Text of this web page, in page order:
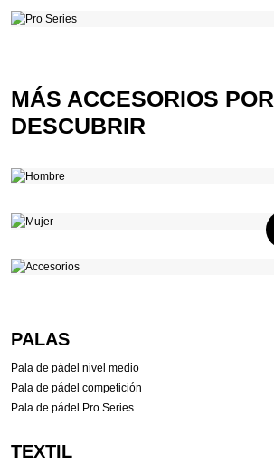
MÁS ACCESORIOS POR
DESCUBRIR
PALAS
Pala de pádel nivel medio
Pala de pádel competición
Pala de pádel Pro Series
TEXTIL